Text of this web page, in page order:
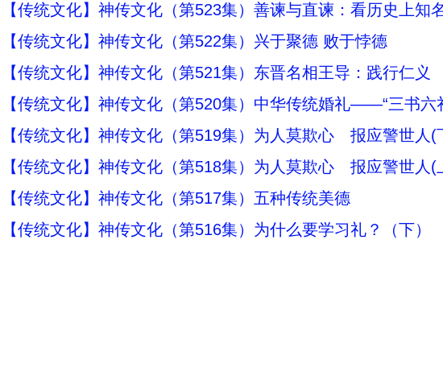
【传统文化】神传文化（第523集）善谏与直谏：看历史上知
【传统文化】神传文化（第522集）兴于聚德 败于悖德
【传统文化】神传文化（第521集）东晋名相王导：践行仁义
【传统文化】神传文化（第520集）中华传统婚礼——“三书六
【传统文化】神传文化（第519集）为人莫欺心 报应警世人(
【传统文化】神传文化（第518集）为人莫欺心 报应警世人(
【传统文化】神传文化（第517集）五种传统美德
【传统文化】神传文化（第516集）为什么要学习礼？（下）